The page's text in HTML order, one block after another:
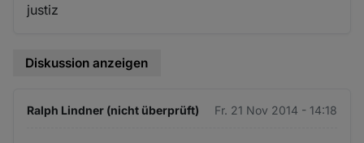
justiz
Diskussion anzeigen
Ralph Lindner (nicht überprüft) Fr. 21 Nov 2014 - 14:18